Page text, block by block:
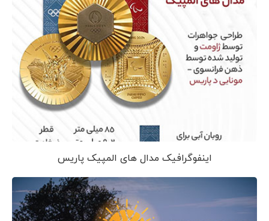
اینفوگرافیک مدال های المپیک پاریس